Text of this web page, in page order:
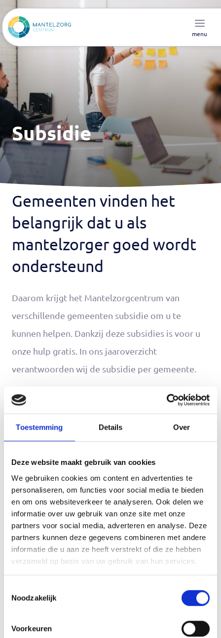
Toestemming Details Over
Deze website maakt gebruik van cookies
We gebruiken cookies om content en advertenties te
personaliseren, om functies voor social media te bieden
en om ons websiteverkeer te analyseren. Ook delen we
informatie over uw gebruik van onze site met onze
partners voor social media, adverteren en analyse. Deze
partners kunnen deze gegevens combineren met andere
informatie die u aan ze heeft verstrekt of die ze hebben
verzameld op basis van uw gebruik van hun services.
Noodzakelijk
Voorkeuren
menu
Subsidie
Gemeenten vinden het
belangrijk dat u als
mantelzorger goed wordt
ondersteund
Daarom krijgt het Mantelzorgcentrum van
verschillende gemeenten subsidie om u te
kunnen helpen. Dankzij deze subsidies is voor u
onze hulp gratis. In ons jaaroverzicht
verantwoorden wij de subsidie per gemeente.
Jaaroverzicht 2025
Jaaroverzicht 2024
Klik hier om het jaaroverzicht van het
Mantelzorgcentrum van 2024 te bekijken
Jaaroverzicht 2023
Klik hier om het jaaroverzicht van het
Mantelzorgcentrum van 2023 te bekijken